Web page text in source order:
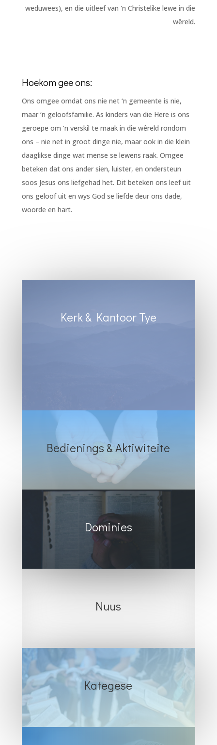
weduwees), en die uitleef van 'n Christelike lewe in die
wêreld.
Hoekom gee ons:
Ons omgee omdat ons nie net ‘n gemeente is nie,
maar ‘n geloofsfamilie. As kinders van die Here is ons
geroepe om ’n verskil te maak in die wêreld rondom
ons – nie net in groot dinge nie, maar ook in die klein
daaglikse dinge wat mense se lewens raak. Omgee
beteken dat ons ander sien, luister, en ondersteun
soos Jesus ons liefgehad het. Dit beteken ons leef uit
ons geloof uit en wys God se liefde deur ons dade,
woorde en hart.
Kerk & Kantoor Tye
Bedienings & Aktiwiteite
Dominies
Nuus
Kategese